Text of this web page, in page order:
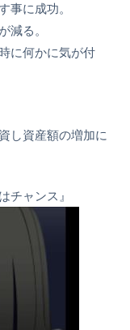
事に成功。
減る。
に何かに気が付
し資産額の増加に
チャンス』